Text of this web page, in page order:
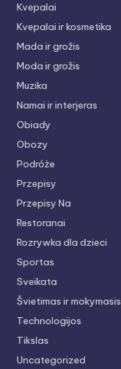
Kvepalai
Kvepalai ir kosmetika
Mada ir grožis
Moda ir grožis
Muzika
Namai ir interjeras
Obiady
Obozy
Podróże
Przepisy
Przepisy Na
Restoranai
Rozrywka dla dzieci
Sportas
Sveikata
Švietimas ir mokymasis
Technologijos
Tikslas
Uncategorized